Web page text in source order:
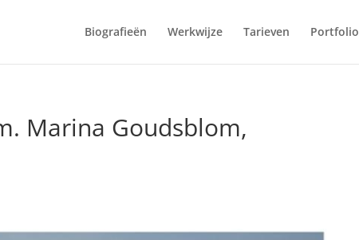
Biografieën Werkwijze Tarieven Portfolio
Marina Goudsblom,